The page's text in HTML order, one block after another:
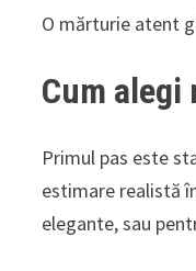
O mărturie atent
Cum
Primul pas este
estimare realistă
elegante, sau